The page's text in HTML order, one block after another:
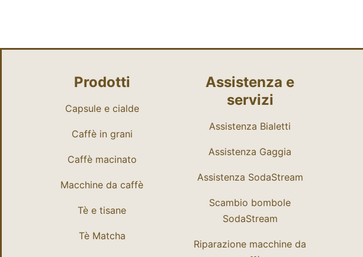
Prodotti
Capsule e cialde
Caffè in grani
Caffè macinato
Macchine da caffè
Tè e tisane
Tè Matcha
Assistenza e
servizi
Assistenza Bialetti
Assistenza Gaggia
Assistenza SodaStream
Scambio bombole
SodaStream
Riparazione macchine da